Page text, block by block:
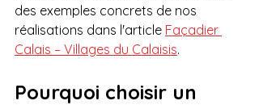
des exemples concrets de nos
réalisations dans l'article Façadier
Calais – Villages du Calaisis.
Pourquoi choisir un